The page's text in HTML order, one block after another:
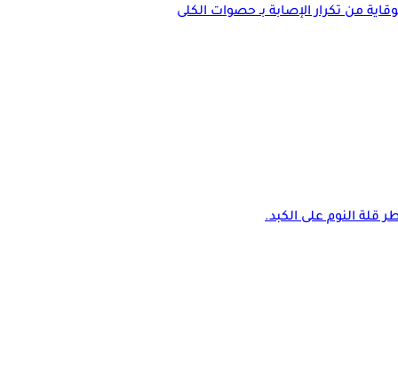
من تكرار الإصابة بـ حصوات الكلى
قلة النوم على الكبد.